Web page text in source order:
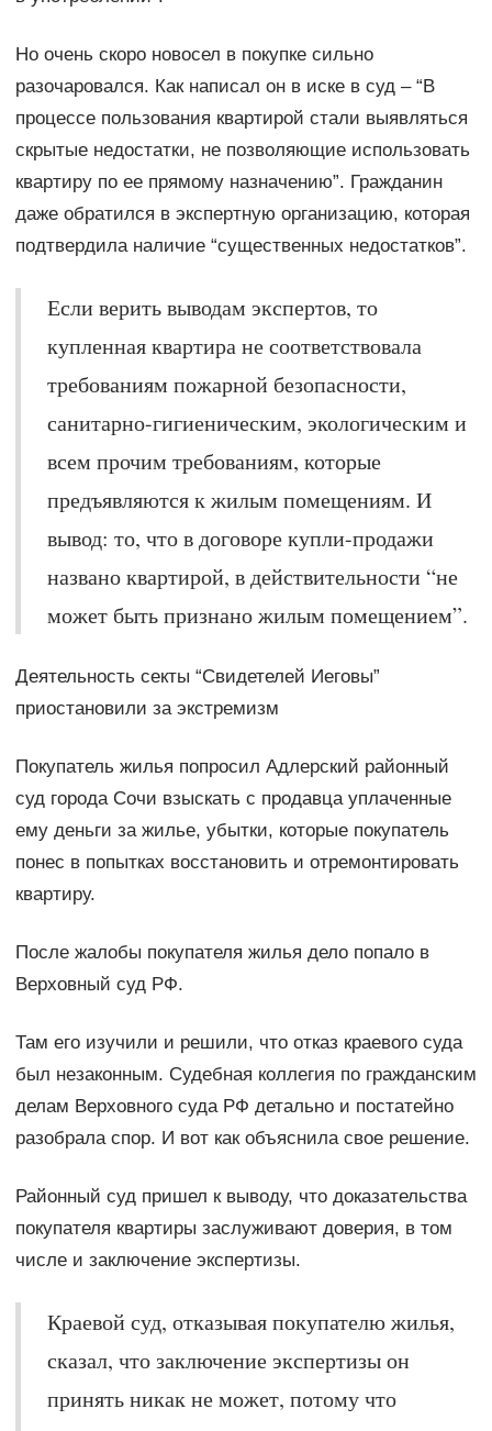
Но очень скоро новосел в покупке сильно
разочаровался. Как написал он в иске в суд – “В
процессе пользования квартирой стали выявляться
скрытые недостатки, не позволяющие использовать
квартиру по ее прямому назначению”. Гражданин
даже обратился в экспертную организацию, которая
подтвердила наличие “существенных недостатков”.
Если верить выводам экспертов, то
купленная квартира не соответствовала
требованиям пожарной безопасности,
санитарно-гигиеническим, экологическим и
всем прочим требованиям, которые
предъявляются к жилым помещениям. И
вывод: то, что в договоре купли-продажи
названо квартирой, в действительности “не
может быть признано жилым помещением”.
Деятельность секты “Свидетелей Иеговы”
приостановили за экстремизм
Покупатель жилья попросил Адлерский районный
суд города Сочи взыскать с продавца уплаченные
ему деньги за жилье, убытки, которые покупатель
понес в попытках восстановить и отремонтировать
квартиру.
После жалобы покупателя жилья дело попало в
Верховный суд РФ.
Там его изучили и решили, что отказ краевого суда
был незаконным. Судебная коллегия по гражданским
делам Верховного суда РФ детально и постатейно
разобрала спор. И вот как объяснила свое решение.
Районный суд пришел к выводу, что доказательства
покупателя квартиры заслуживают доверия, в том
числе и заключение экспертизы.
Краевой суд, отказывая покупателю жилья,
сказал, что заключение экспертизы он
принять никак не может, потому что